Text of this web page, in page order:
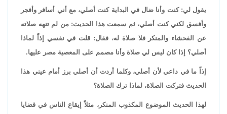
يقول لي: كنت وأنا ضال في البداية كنت أصلي، مع أني أسافر وأفجر
وأفسق لكني كنت أصلي، ثم سمعت هذا الحديث: من لم تنهه صلاته
عن الفحشاء والمنكر فلا صلاة له، فقال: قلت في نفسي إذاً لماذا
أصلي؟ إذا كان ليس لي صلاة وأنا مصمم على المعصية مصر عليها.
إذاً ما في داعي لأن أصلي، وكلما أردت أن أصلي برز أمام عيني هذا
الحديث فتركت الصلاة، لماذا ترك الصلاة؟
لهذا الحديث الموضوع المكذوب المنكر، مثلاً إيقاع الناس في قضايا